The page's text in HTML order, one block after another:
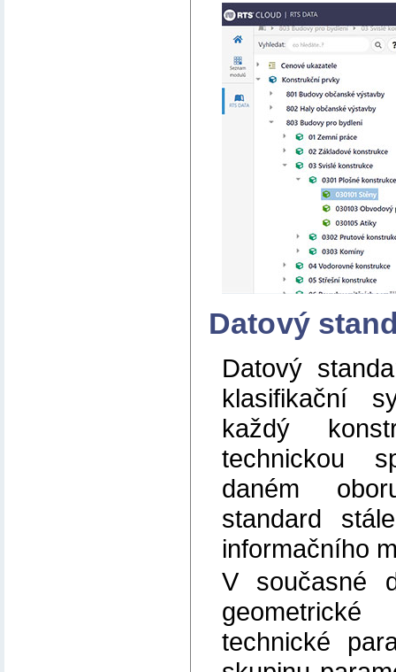
Datový
Datový
klasifikační
každý
technickou
daném
standard
informačního
V současné
geometrické
technické